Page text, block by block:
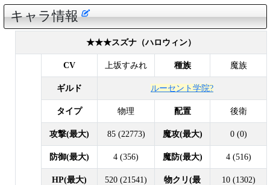
キャラ情報
★★★スズナ（ハロウィン）
CV 上坂すみれ 種族 魔族
ギルド ルーセント学院?
タイプ 物理 配置 後衛
攻撃(最大) 85 (22773) 魔攻(最大) 0 (0)
防御(最大) 4 (356) 魔防(最大) 4 (516)
HP(最大) 520 (21541)
物クリ(最
10 (1302)